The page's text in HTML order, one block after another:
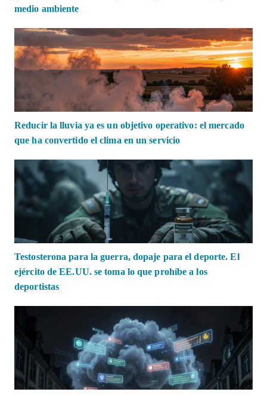
medio ambiente
Reducir la lluvia ya es un objetivo operativo: el mercado
que ha convertido el clima en un servicio
Testosterona para la guerra, dopaje para el deporte. El
ejército de EE.UU. se toma lo que prohíbe a los
deportistas